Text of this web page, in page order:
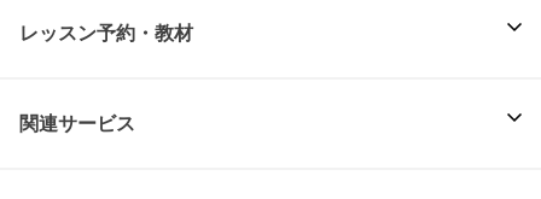
レッスン予約・教材
関連サービス